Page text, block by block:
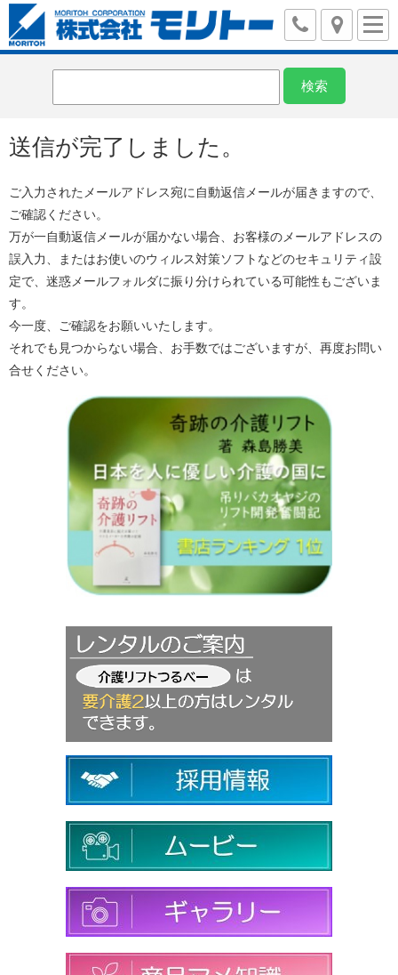
送信が完了しました。
ご入力されたメールアドレス宛に自動返信メールが届きますので、
ご確認ください。
万が一自動返信メールが届かない場合、お客様のメールアドレスの
誤入力、またはお使いのウィルス対策ソフトなどのセキュリティ設
定で、迷惑メールフォルダに振り分けられている可能性もございま
す。
今一度、ご確認をお願いいたします。
それでも見つからない場合、お手数ではございますが、再度お問い
合せください。